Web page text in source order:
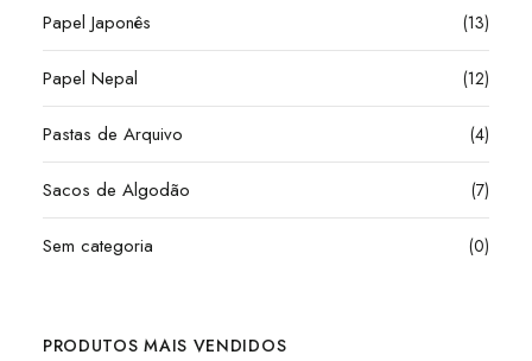
Papel Japonês (13)
Papel Nepal (12)
Pastas de Arquivo (4)
Sacos de Algodão (7)
Sem categoria (0)
PRODUTOS MAIS VENDIDOS